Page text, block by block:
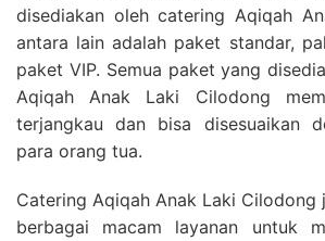
disediakan oleh catering Aqiqah
antara lain adalah paket standar,
paket VIP. Semua paket yang
Aqiqah Anak Laki Cilodong
terjangkau dan bisa disesuaikan
para orang tua.
Catering Aqiqah Anak Laki Cilodong
berbagai macam layanan untuk